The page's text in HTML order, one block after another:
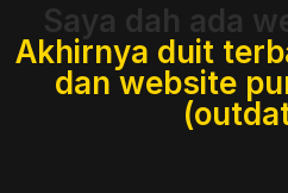
Saya dah ada
Akhirnya duit
dan website